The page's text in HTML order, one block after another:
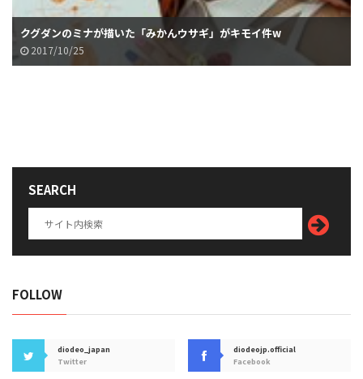
クグダンのミナが描いた「みかんウサギ」がキモイ件w
2017/10/25
SEARCH
FOLLOW
diodeo_japan
Twitter
diodeojp.official
Facebook